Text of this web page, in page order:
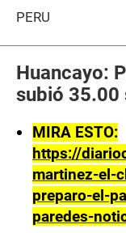
PERÚ
Huancayo:
subió 35.00
MIRA ESTO:
https://
martinez-el-
preparo-el-
paredes-